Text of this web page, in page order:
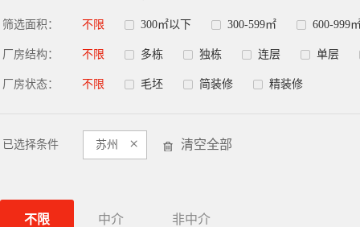
筛选面积： 不限 300㎡以下 300-599㎡ 600-999
厂房结构： 不限 多栋 独栋 连层 单层
厂房状态： 不限 毛坯 简装修 精装修
已选择条件 苏州 × 清空全部
不限 中介 非中介